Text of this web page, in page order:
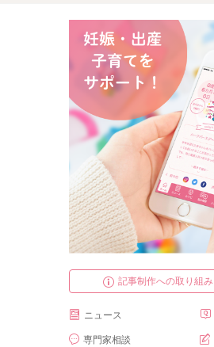
記事制作への取り組み
ニュース
専門家相談